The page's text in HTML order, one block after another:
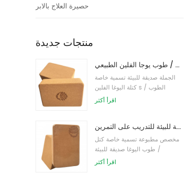
حصيرة العلاج بالابر
منتجات جديدة
طباعة شعار بالجملة صديقة للبيئة كتل / طوب يوجا الفلين الطبيعي
الجملة صديقة للبيئة تسمية خاصة
كتلة اليوغا الفلين s / الطوب
اقرأ أكثر
طباعة شعار مخصص كتل كورك يوجا صديقة للبيئة للتدريب على التمرين
مخصص مطبوعة تسمية خاصة كتل
/ طوب اليوغا صديقة للبيئة
اقرأ أكثر